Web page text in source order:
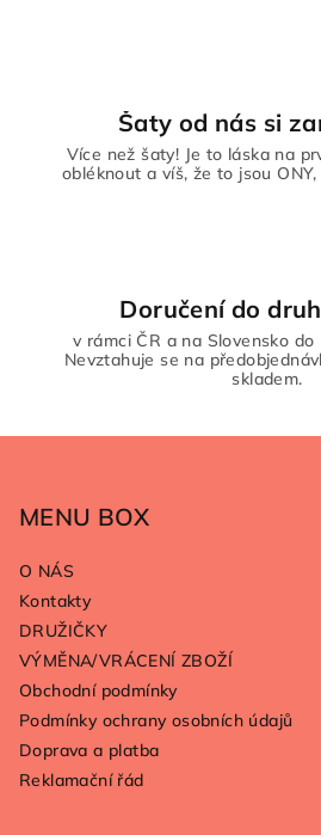
ý
p
i
Šaty od nás si
Více než šaty! Je to láska na
obléknout a víš, že to jsou
Doručení do
v rámci ČR a na Slovensko do
Nevztahuje se na
skladem.
MENU BOX
O NÁS
Kontakty
DRUŽIČKY
VÝMĚNA/VRÁCENÍ ZBOŽÍ
Obchodní podmínky
Podmínky ochrany osobních údajů
Doprava a platba
Reklamační řád